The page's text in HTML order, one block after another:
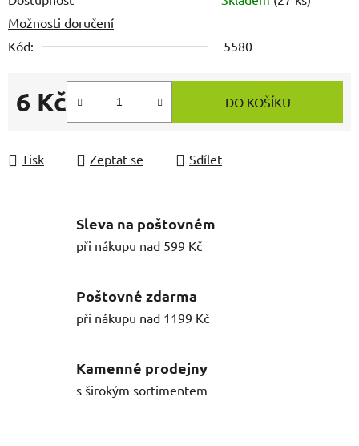
Možnosti doručení
Kód:
5580
6 Kč
Měrná cena:
DO KOŠÍKU
Tisk Zeptat se Sdílet
Sleva na poštovném
při nákupu nad 599 Kč
Poštovné zdarma
při nákupu nad 1199 Kč
Kamenné prodejny
s širokým sortimentem